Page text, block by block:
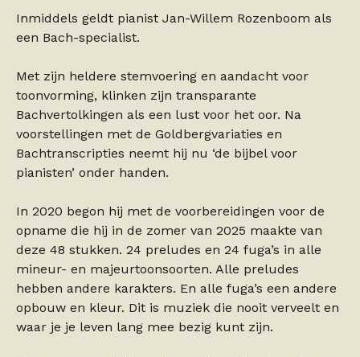
Inmiddels geldt pianist Jan-Willem Rozenboom als
een Bach-specialist.
Met zijn heldere stemvoering en aandacht voor
toonvorming, klinken zijn transparante
Bachvertolkingen als een lust voor het oor. Na
voorstellingen met de Goldbergvariaties en
Bachtranscripties neemt hij nu ‘de bijbel voor
pianisten’ onder handen.
In 2020 begon hij met de voorbereidingen voor de
opname die hij in de zomer van 2025 maakte van
deze 48 stukken. 24 preludes en 24 fuga’s in alle
mineur- en majeurtoonsoorten. Alle preludes
hebben andere karakters. En alle fuga’s een andere
opbouw en kleur. Dit is muziek die nooit verveelt en
waar je je leven lang mee bezig kunt zijn.